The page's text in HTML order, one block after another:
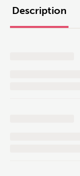
Description